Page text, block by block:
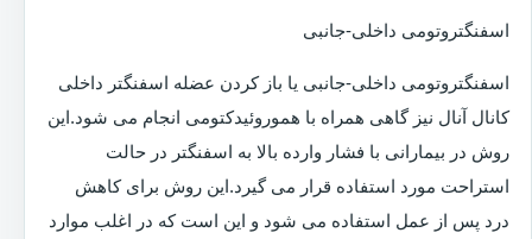
اسفنگتروتومی داخلی-جانبی
اسفنگتروتومی داخلی-جانبی یا باز کردن عضله اسفنگتر داخلی
کانال آنال نیز گاهی همراه با هموروئیدکتومی انجام می شود.این
روش در بیمارانی با فشار وارده بالا به اسفنگتر در حالت
استراحت مورد استفاده قرار می گیرد.این روش برای کاهش
درد پس از عمل استفاده می شود و این است که در اغلب موارد